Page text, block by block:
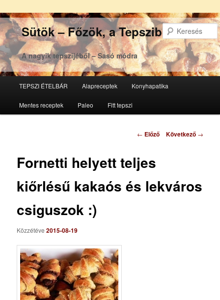
Sütök – Főzök, a Tepsziből
A nagyik tepszijéből – Sasó módra
Tovább
az
Tovább
a
TEPSZI ÉTELBÁR Alapreceptek Konyhapatika
Mentes receptek Paleo Fitt tepszi
Bejegyzés
← Előző Következő →
Fornetti helyett teljes
kiőrlésű kakaós és lekváros
csiguszok :)
Közzétéve2015-08-19